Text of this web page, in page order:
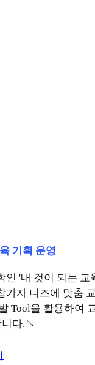
기획 운영
인 '내 것이 되는 교
가자 니즈에 맞춤
Tool을 활용하여
니다.↘